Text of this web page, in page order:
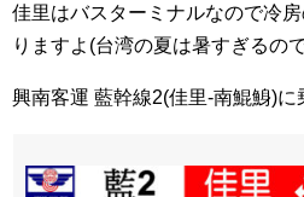
佳里はバスターミナルなので冷
りますよ(台湾の夏は暑すぎるの
興南客運 藍幹線2(佳里-南鯤鯓)に